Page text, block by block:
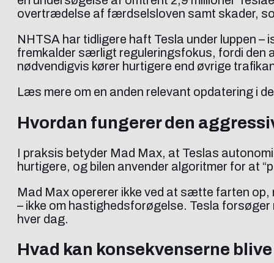
overtrædelse af færdselsloven samt skader,
NHTSA har tidligere haft Tesla under luppen
fremkalder særligt reguleringsfokus, fordi
nødvendigvis kører hurtigere end øvrige
Læs mere om en anden relevant opdatering i
Hvordan fungerer den
I praksis betyder Mad Max, at Teslas
hurtigere, og bilen anvender algoritmer for at
Mad Max opererer ikke ved at sætte farten op,
– ikke om hastighedsforøgelse. Tesla
hver dag.
Hvad kan konsekvenserne